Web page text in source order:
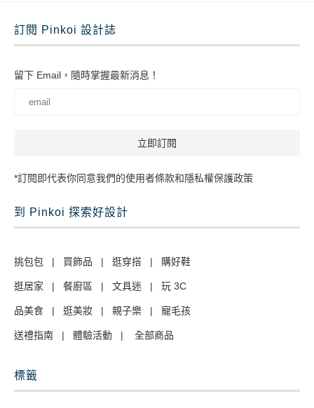
訂閱 Pinkoi 設計誌
留下 Email，隨時掌握最新消息！
*訂閱即代表你同意我們的使用者條款和隱私權保護政策
到 Pinkoi 探索好設計
挑包包 | 買飾品 | 逛穿搭 | 購好鞋
逛居家 | 餐廚區 | 文具迷 | 玩 3C
品美食 | 逛美妝 | 親子樂 | 寵毛孩
送禮指南 | 體驗活動 | 全部商品
標籤